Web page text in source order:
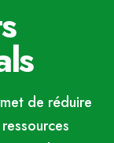
de réduire